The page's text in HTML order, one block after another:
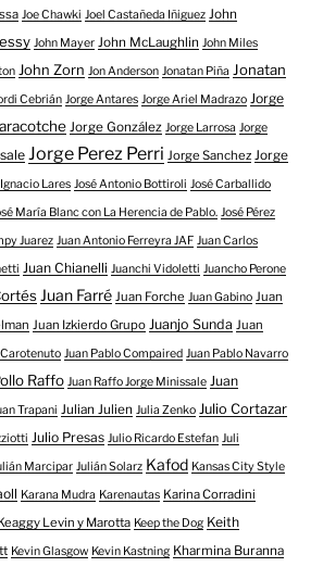
Joe Chawki Joel Castañeda Iñiguez John
John Mayer John McLaughlin John Miles
John Zorn Jon Anderson Jonatan Piña Jonatan
Cebrián Jorge Antares Jorge Ariel Madrazo Jorge
Jorge González Jorge Larrosa Jorge
Jorge Perez Perri Jorge Sanchez Jorge
Lares José Antonio Bottiroli José Carballido
María Blanc con La Herencia de Pablo. José Pérez
Juarez Juan Antonio Ferreyra JAF Juan Carlos
Juan Chianelli Juanchi Vidoletti Juancho Perone
Juan Farré Juan Forche Juan Gabino Juan
Juan Izkierdo Grupo Juanjo Sunda Juan
Juan Pablo Compaired Juan Pablo Navarro
Raffo Juan Raffo Jorge Minissale Juan
Trapani Julian Julien Julia Zenko Julio Cortazar
Julio Presas Julio Ricardo Estefan Juli
Marcipar Julián Solarz Kafod Kansas City Style
Karana Mudra Karenautas Karina Corradini
Levin y Marotta Keep the Dog Keith
Kevin Glasgow Kevin Kastning Kharmina Buranna